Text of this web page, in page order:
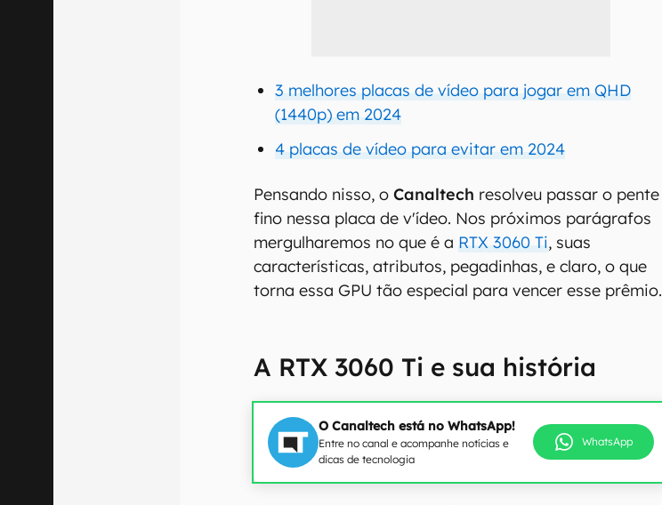
3 melhores placas de vídeo para jogar em QHD
(1440p) em 2024
4 placas de vídeo para evitar em 2024
Pensando nisso, oCanaltech resolveu passar o pente
fino nessa placa de v'ídeo. Nos próximos parágrafos
mergulharemos no que é a RTX 3060 Ti, suas
características, atributos, pegadinhas, e claro, o que
torna essa GPU tão especial para vencer esse prêmio.
A RTX 3060 Ti e sua história
O Canaltech está no WhatsApp!
Entre no canal e acompanhe notícias e
dicas de tecnologia
WhatsApp